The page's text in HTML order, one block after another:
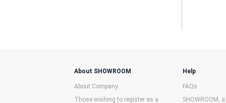
About SHOWROOM
About Company
Those wishing to register as a
Help
FAQs
SHOWROOM,